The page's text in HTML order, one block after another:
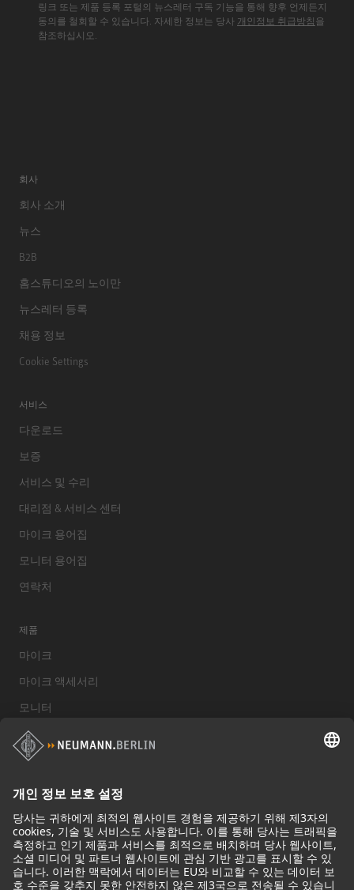
링크 또는 제품 등록 포털의 뉴스레터 구독 기능을 통해 향후 언제든지
동의를 철회할 수 있습니다. 자세한 정보는 당사 개인정보 취급방침 을
참조하십시오.
회사
회사 소개
뉴스
B2B
홈스튜디오의 노이만
뉴스레터 등록
채용 정보
Cookie Settings
서비스
다운로드
보증
서비스 및 수리
대리점 & 서비스 센터
마이크 용어집
모니터 용어집
연락처
제품
마이크
마이크 액세서리
모니터
스튜디오 모니터 액세서리
헤드폰
기념적인 마이크
Audio Interface